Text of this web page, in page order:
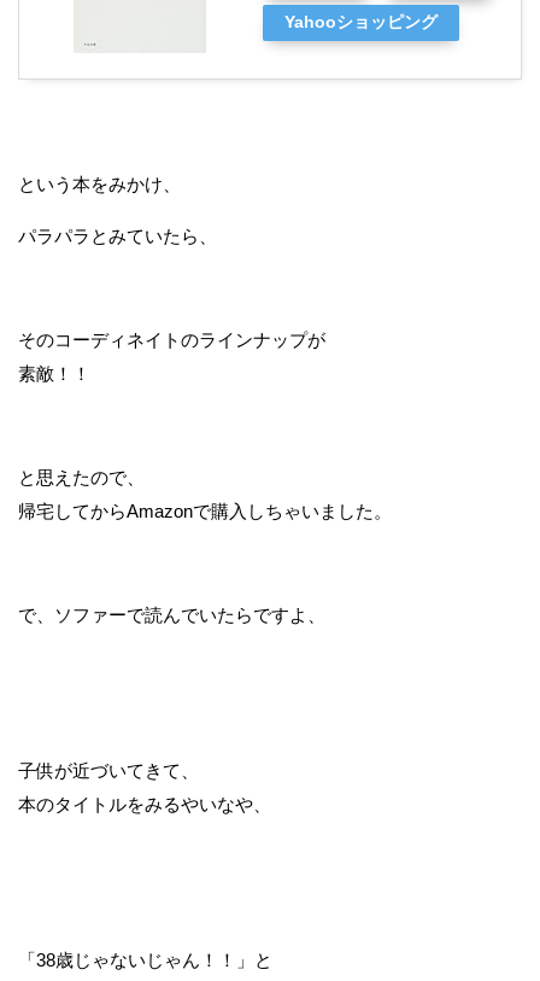
Yahooショッピング
という本をみかけ、
パラパラとみていたら、
そのコーディネイトのラインナップが
素敵！！
と思えたので、
帰宅してからAmazonで購入しちゃいました。
で、ソファーで読んでいたらですよ、
子供が近づいてきて、
本のタイトルをみるやいなや、
「38歳じゃないじゃん！！」と